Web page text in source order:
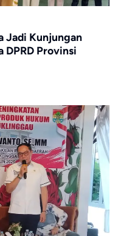
Jadi Kunjungan
DPRD Provinsi